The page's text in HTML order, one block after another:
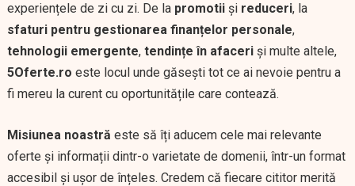
experiențele de zi cu zi. De la promotiiși reduceri, la
sfaturi pentru gestionarea finanțelor personale,
tehnologii emergente, tendințe în afaceriși multe altele,
5Oferte.ro este locul unde găsești tot ce ai nevoie pentru a
fi mereu la curent cu oportunitățile care contează.
Misiunea noastră este să îți aducem cele mai relevante
oferte și informații dintr-o varietate de domenii, într-un format
accesibil și ușor de înțeles. Credem că fiecare cititor merită